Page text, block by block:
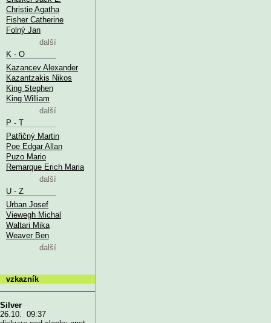
Christie Agatha
Fisher Catherine
Folný Jan
další
K - O
Kazancev Alexander
Kazantzakis Nikos
King Stephen
King William
další
P - T
Patřičný Martin
Poe Edgar Allan
Puzo Mario
Remarque Erich Maria
další
U - Z
Urban Josef
Viewegh Michal
Waltari Mika
Weaver Ben
další
vzkazník
Silver
26.10. 09:37